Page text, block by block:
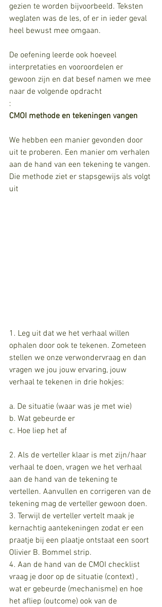
gezien te worden bijvoorbeeld. Teksten
weglaten was de les, of er in ieder geval
heel bewust mee omgaan.
De oefening leerde ook hoeveel
interpretaties en vooroordelen er
gewoon zijn en dat besef namen we mee
naar de volgende opdracht
:
CMOI methode en tekeningen vangen
We hebben een manier gevonden door
uit te proberen. Een manier om verhalen
aan de hand van een tekening te vangen.
Die methode ziet er stapsgewijs als volgt
uit
1. Leg uit dat we het verhaal willen
ophalen door ook te tekenen. Zometeen
stellen we onze verwondervraag en dan
vragen we jou jouw ervaring, jouw
verhaal te tekenen in drie hokjes:
a. De situatie (waar was je met wie)
b. Wat gebeurde er
c. Hoe liep het af
2. Als de verteller klaar is met zijn/haar
verhaal te doen, vragen we het verhaal
aan de hand van de tekening te
vertellen. Aanvullen en corrigeren van de
tekening mag de verteller gewoon doen.
3. Terwijl de verteller vertelt maak je
kernachtig aantekeningen zodat er een
praatje bij een plaatje ontstaat een soort
Olivier B. Bommel strip.
4. Aan de hand van de CMOI checklist
vraag je door op de situatie (context) ,
wat er gebeurde (mechanisme) en hoe
het afliep (outcome) ook van de